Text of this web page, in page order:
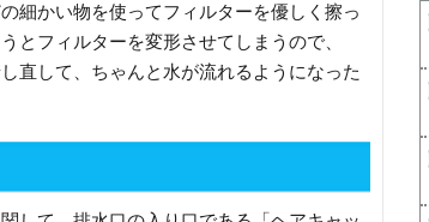
細かい物を使ってフィルターを優しく擦っ
とフィルターを変形させてしまうので、
直して、ちゃんと水が流れるようになった